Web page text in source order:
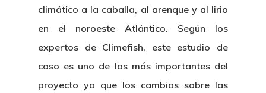
climático a la caballa, al arenque y al lirio
en el noroeste Atlántico. Según los
expertos de Climefish, este estudio de
caso es uno de los más importantes del
proyecto ya que los cambios sobre las